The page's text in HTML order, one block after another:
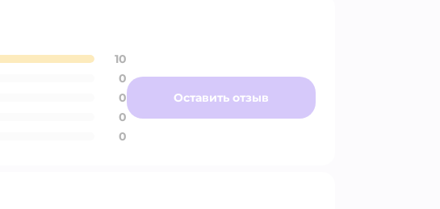
10
0
0
0
0
Оставить отзыв